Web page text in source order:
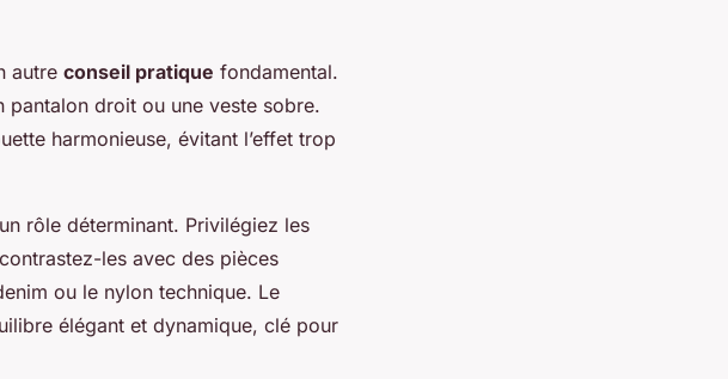
autre conseil pratique fondamental.
pantalon droit ou une veste sobre.
harmonieuse, évitant l’effet trop
rôle déterminant. Privilégiez les
les avec des pièces
ou le nylon technique. Le
élégant et dynamique, clé pour